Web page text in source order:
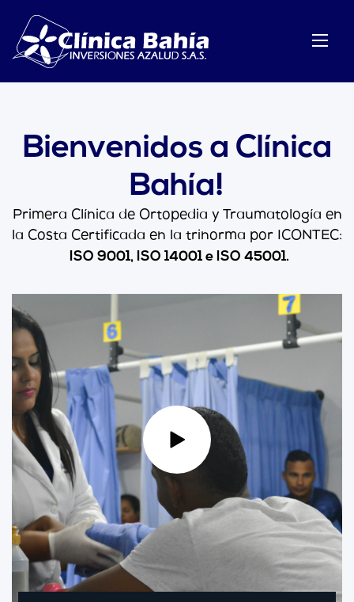
Bienvenidos a Clínica
Bahía!
Primera Clínica de Ortopedia y Traumatología en
la Costa Certificada en la trinorma por ICONTEC:
ISO 9001, ISO 14001 e ISO 45001.